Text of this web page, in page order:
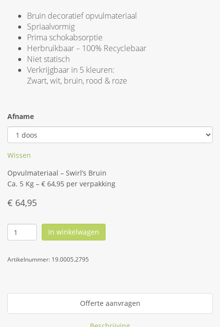
Bruin decoratief opvulmateriaal
Spriaalvormig
Prima schokabsorptie
Herbruikbaar – 100% Recyclebaar
Niet statisch
Verkrijgbaar in 5 kleuren:
Zwart, wit, bruin, rood & roze
Afname
Wissen
Opvulmateriaal – Swirl’s Bruin
Ca. 5 Kg – € 64,95 per verpakking
€ 64,95
In winkelwagen
Artikelnummer: 19.0005.2795
Offerte aanvragen